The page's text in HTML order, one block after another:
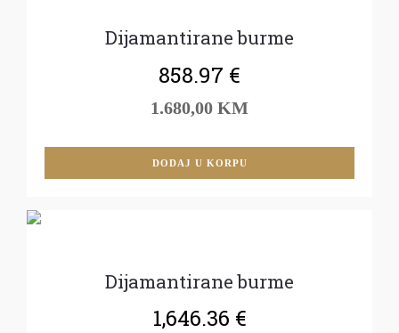
Dijamantirane burme
858.97 €
1.680,00 KM
DODAJ U KORPU
Dijamantirane burme
1,646.36 €